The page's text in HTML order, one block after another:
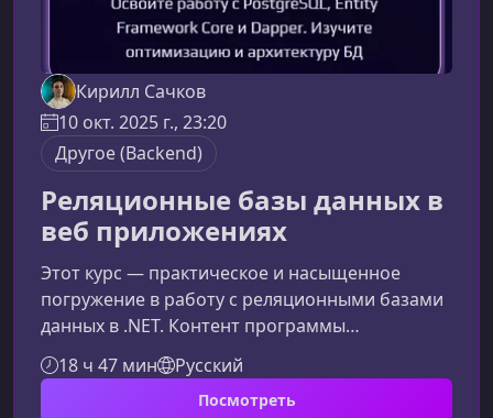
Кирилл Сачков
10 окт. 2025 г., 23:20
Другое (Backend)
Реляционные базы данных в
веб приложениях
Этот курс — практическое и насыщенное
погружение в работу с реляционными базами
данных в .NET. Контент программы
адаптирован под разработчиков, которым
важно уверенно владеть PostgreSQL, Entity
Framework Core и Dapper, понимать
18 ч 47 мин Русский
Посмотреть